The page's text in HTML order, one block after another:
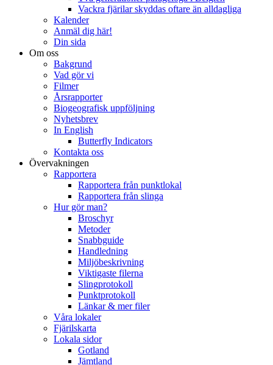
Vackra fjärilar skyddas oftare än alldagliga
Kalender
Anmäl dig här!
Din sida
Om oss
Bakgrund
Vad gör vi
Filmer
Årsrapporter
Biogeografisk uppföljning
Nyhetsbrev
In English
Butterfly Indicators
Kontakta oss
Övervakningen
Rapportera
Rapportera från punktlokal
Rapportera från slinga
Hur gör man?
Broschyr
Metoder
Snabbguide
Handledning
Miljöbeskrivning
Viktigaste filerna
Slingprotokoll
Punktprotokoll
Länkar & mer filer
Våra lokaler
Fjärilskarta
Lokala sidor
Gotland
Jämtland